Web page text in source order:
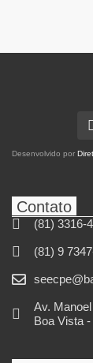
Desenvolvido por
Contato
(81) 3316-
(81) 9
Av.
Boa Vista